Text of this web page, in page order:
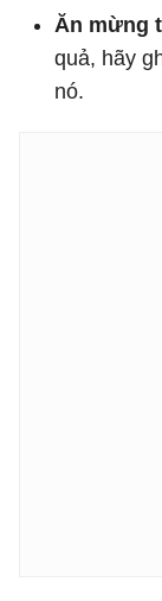
Ăn mừng
quả, hãy
nó.